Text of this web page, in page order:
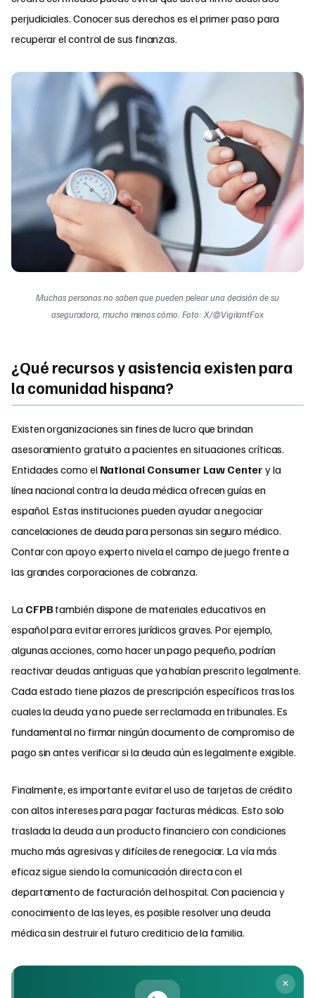
perjudiciales. Conocer sus derechos es el primer paso para
recuperar el control de sus finanzas.
Muchas personas no saben que pueden pelear una decisión de su
aseguradora, mucho menos cómo. Foto: X/@VigilantFox
¿Qué recursos y asistencia existen para
la comunidad hispana?
Existen organizaciones sin fines de lucro que brindan
asesoramiento gratuito a pacientes en situaciones críticas.
Entidades como el National Consumer Law Center y la
línea nacional contra la deuda médica ofrecen guías en
español. Estas instituciones pueden ayudar a negociar
cancelaciones de deuda para personas sin seguro médico.
Contar con apoyo experto nivela el campo de juego frente a
las grandes corporaciones de cobranza.
La CFPBtambién dispone de materiales educativos en
español para evitar errores jurídicos graves. Por ejemplo,
algunas acciones, como hacer un pago pequeño, podrían
reactivar deudas antiguas que ya habían prescrito legalmente.
Cada estado tiene plazos de prescripción específicos tras los
cuales la deuda ya no puede ser reclamada en tribunales. Es
fundamental no firmar ningún documento de compromiso de
pago sin antes verificar si la deuda aún es legalmente exigible.
Finalmente, es importante evitar el uso de tarjetas de crédito
con altos intereses para pagar facturas médicas. Esto solo
traslada la deuda a un producto financiero con condiciones
mucho más agresivas y difíciles de renegociar. La vía más
eficaz sigue siendo la comunicación directa con el
departamento de facturación del hospital. Con paciencia y
conocimiento de las leyes, es posible resolver una deuda
médica sin destruir el futuro crediticio de la familia.